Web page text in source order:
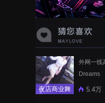
夜店商业舞
外网一线
Dreams
5.4万